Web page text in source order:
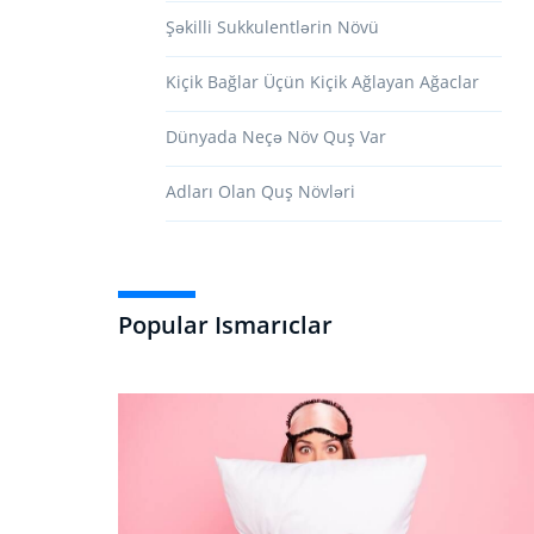
Şəkilli Sukkulentlərin Növü
Kiçik Bağlar Üçün Kiçik Ağlayan Ağaclar
Dünyada Neçə Növ Quş Var
Adları Olan Quş Növləri
Popular Ismarıclar